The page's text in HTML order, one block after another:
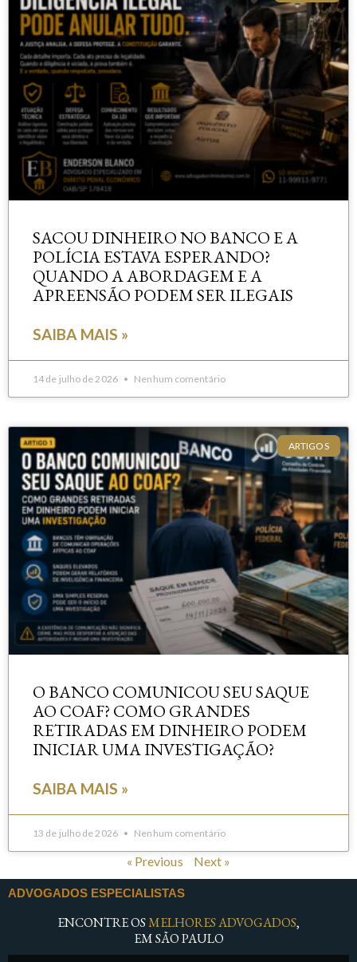
SACOU DINHEIRO NO BANCO E A
POLÍCIA ESTAVA ESPERANDO?
QUANDO A ABORDAGEM E A
APREENSÃO PODEM SER ILEGAIS
SAIBA MAIS »
14 de julho de 2026 Nenhum comentário
ARTIGOS
O BANCO COMUNICOU SEU SAQUE
AO COAF? COMO GRANDES
RETIRADAS EM DINHEIRO PODEM
INICIAR UMA INVESTIGAÇÃO?
SAIBA MAIS »
13 de julho de 2026 Nenhum comentário
« Previous Next »
ADVOGADOS ESPECIALISTAS
ENCONTRE OSMELHORES ADVOGADOS,
EM SÃO PAULO